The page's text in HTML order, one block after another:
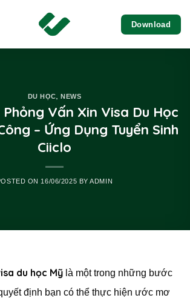
Download
DU HỌC,NEWS
Phỏng Vấn Xin Visa Du Học
– Ứng Dụng Tuyển Sinh
Ciiclo
ON 16/06/2025 BYADMIN
du học Mỹ là một trong những bước
định bạn có thể thực hiện ước mơ